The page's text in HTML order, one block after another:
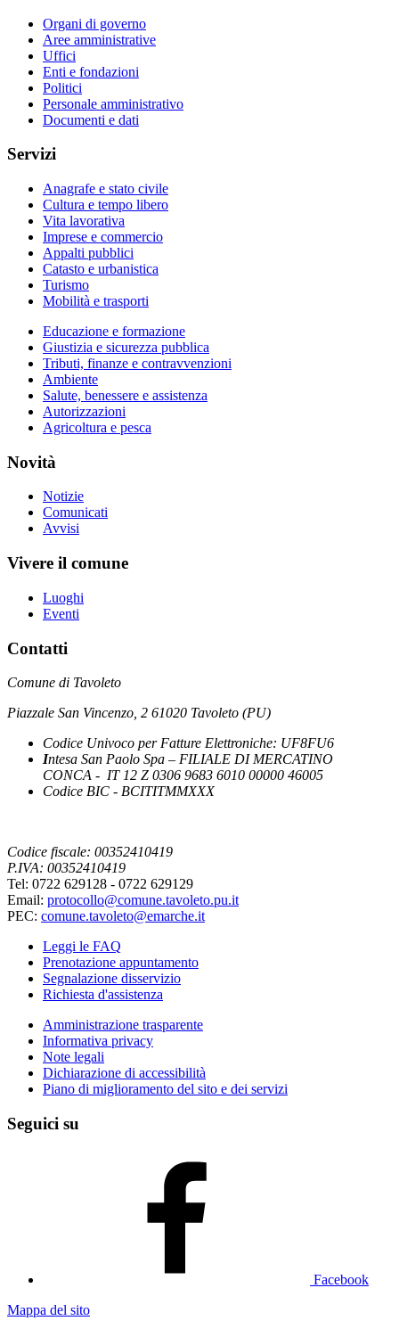
Organi di governo
Aree amministrative
Uffici
Enti e fondazioni
Politici
Personale amministrativo
Documenti e dati
Servizi
Anagrafe e stato civile
Cultura e tempo libero
Vita lavorativa
Imprese e commercio
Appalti pubblici
Catasto e urbanistica
Turismo
Mobilità e trasporti
Educazione e formazione
Giustizia e sicurezza pubblica
Tributi, finanze e contravvenzioni
Ambiente
Salute, benessere e assistenza
Autorizzazioni
Agricoltura e pesca
Novità
Notizie
Comunicati
Avvisi
Vivere il comune
Luoghi
Eventi
Contatti
Comune di Tavoleto
Piazzale San Vincenzo, 2 61020 Tavoleto (PU)
Codice Univoco per Fatture Elettroniche: UF8FU6
Intesa San Paolo Spa – FILIALE DI MERCATINO
CONCA - IT 12 Z 0306 9683 6010 00000 46005
Codice BIC - BCITITMMXXX
Codice fiscale: 00352410419
P.IVA: 00352410419
Tel: 0722 629128 - 0722 629129
Email: protocollo@comune.tavoleto.pu.it
PEC: comune.tavoleto@emarche.it
Leggi le FAQ
Prenotazione appuntamento
Segnalazione disservizio
Richiesta d'assistenza
Amministrazione trasparente
Informativa privacy
Note legali
Dichiarazione di accessibilità
Piano di miglioramento del sito e dei servizi
Seguici su
Facebook
Mappa del sito